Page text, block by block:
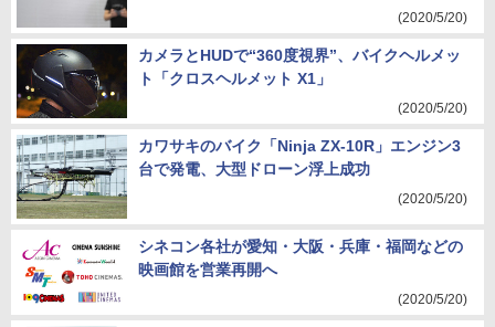
(2020/5/20)
カメラとHUDで“360度視界”、バイクヘルメッ
ト「クロスヘルメット X1」
(2020/5/20)
カワサキのバイク「Ninja ZX-10R」エンジン3
台で発電、大型ドローン浮上成功
(2020/5/20)
シネコン各社が愛知・大阪・兵庫・福岡などの
映画館を営業再開へ
(2020/5/20)